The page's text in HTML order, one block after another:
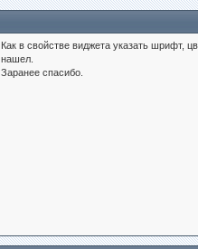
Как в свойстве виджета указать шрифт,
нашел.
Заранее спасибо.